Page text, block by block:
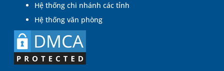
Hệ thống chi nhánh các tỉnh
Hệ thống văn phòng